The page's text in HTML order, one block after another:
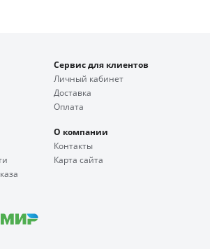
Сервис для клиентов
Личный кабинет
Доставка
Оплата
О компании
Контакты
Карта сайта